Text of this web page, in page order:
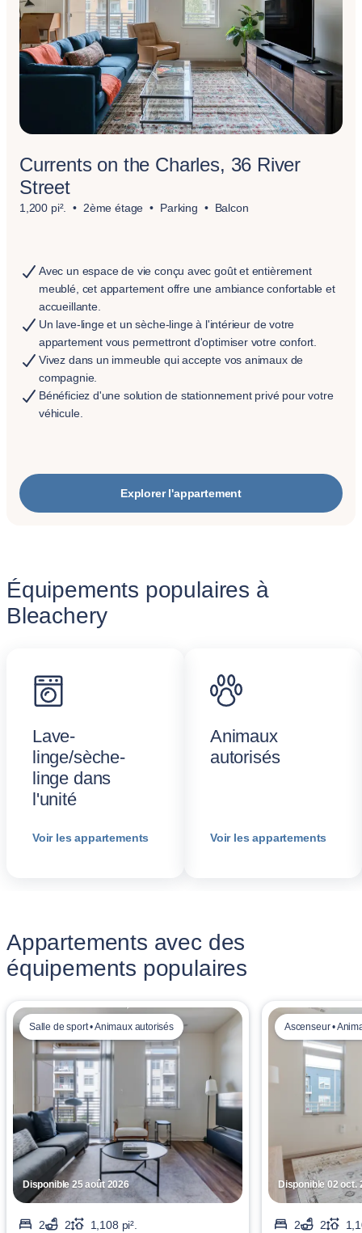
Currents on the Charles, 36 River
Street
1,200 pi². 2ème étage Parking Balcon
Avec un espace de vie conçu avec goût et entièrement
meublé, cet appartement offre une ambiance confortable et
accueillante.
Un lave-linge et un sèche-linge à l'intérieur de votre
appartement vous permettront d'optimiser votre confort.
Vivez dans un immeuble qui accepte vos animaux de
compagnie.
Bénéficiez d'une solution de stationnement privé pour votre
véhicule.
Explorer l'appartement
Équipements populaires à
Bleachery
Lave-
linge/sèche-
linge dans
l'unité
Voir les appartements
Animaux
autorisés
Voir les appartements
Appartements avec des
équipements populaires
Disponible 25 août 2026
Salle de sport • Animaux autorisés
2 2
1,108 pi².
Disponible 02 oct.
Ascenseur •
2 2